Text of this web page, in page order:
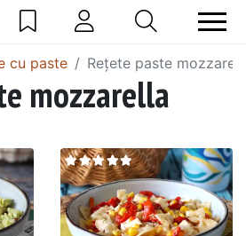
cu paste Rețete paste
mozzarella